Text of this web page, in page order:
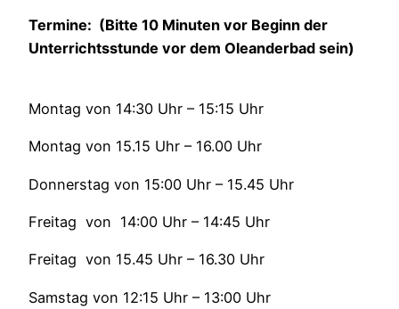
Termine: (Bitte 10 Minuten vor Beginn der
Unterrichtsstunde vor dem Oleanderbad sein)
Montag von 14:30 Uhr – 15:15 Uhr
Montag von 15.15 Uhr – 16.00 Uhr
Donnerstag von 15:00 Uhr – 15.45 Uhr
Freitag von 14:00 Uhr – 14:45 Uhr
Freitag von 15.45 Uhr – 16.30 Uhr
Samstag von 12:15 Uhr – 13:00 Uhr